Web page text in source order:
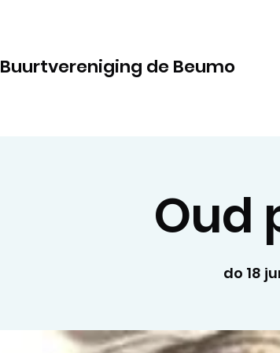
Buurtvereniging de Beumo
Oud
do 18